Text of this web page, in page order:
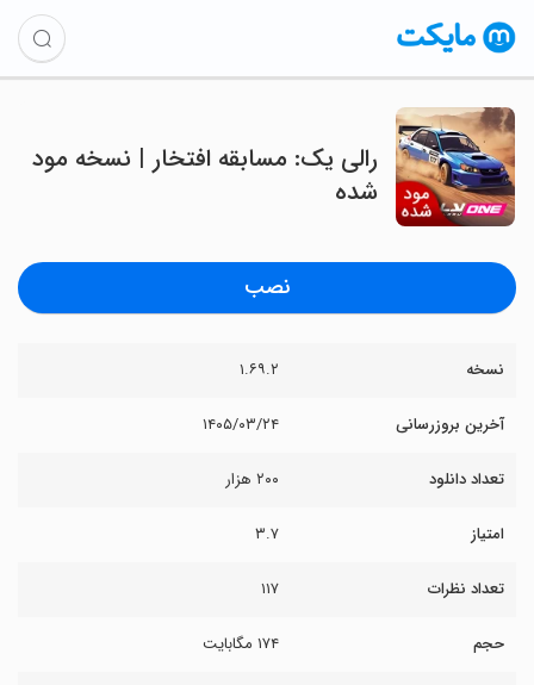
رالی یک: مسابقه افتخار | نسخه مود
شده
نصب
نسخه ۱.۶۹.۲
آخرین بروزرسانی ۱۴۰۵/۰۳/۲۴
تعداد دانلود ۲۰۰ هزار
امتیاز ۳.۷
تعداد نظرات ۱۱۷
حجم ۱۷۴ مگابایت